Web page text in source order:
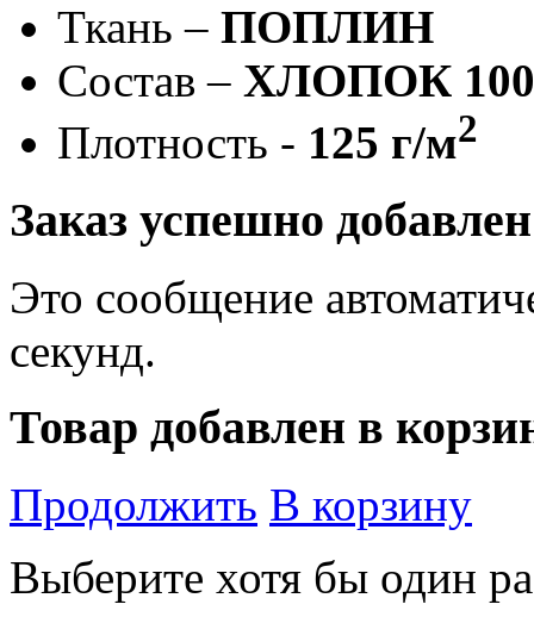
Ткань – ПОПЛИН
Состав – ХЛОПОК
Плотность - 125 г/м2
Заказ успешно
Это сообщение
секунд.
Товар добавлен в
Продолжить В корзину
Выберите хотя бы один